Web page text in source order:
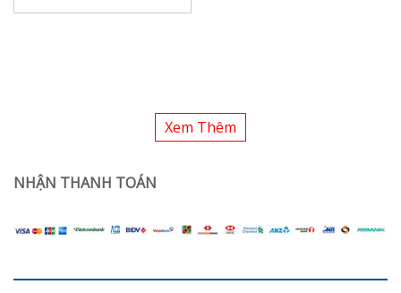
Xem Thêm
NHẬN THANH TOÁN